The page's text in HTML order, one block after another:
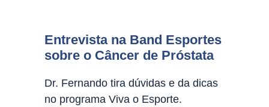
Entrevista na Band Esportes
sobre o Câncer de Próstata
Dr. Fernando tira dúvidas e da dicas
no programa Viva o Esporte.